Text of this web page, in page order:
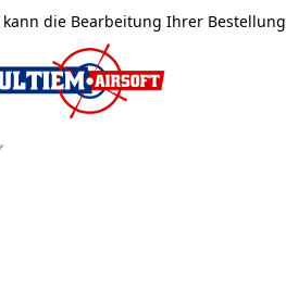
die Bearbeitung Ihrer Bestellung